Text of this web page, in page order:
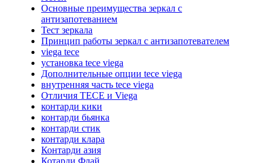
Основные преимущества зеркал с
антизапотеванием
Тест зеркала
Принцип работы зеркал с антизапотевателем
viega tece
установка tece viega
Дополнительные опции tece viega
внутренняя часть tece viega
Отличия TECE и Viega
контарди кики
контарди бьянка
контарди стик
контарди клара
Контарди азия
Котарди Флай